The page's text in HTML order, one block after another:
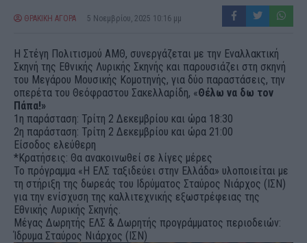
ΘΡΑΚΙΚΗ ΑΓΟΡΑ 5 Νοεμβρίου, 2025 10:16 μμ
Η Στέγη Πολιτισμού ΑΜΘ, συνεργάζεται με την Εναλλακτική
Σκηνή της Εθνικής Λυρικής Σκηνής και παρουσιάζει στη σκηνή
του Μεγάρου Μουσικής Κομοτηνής, για δύο παραστάσεις, την
οπερέτα του Θεόφραστου Σακελλαρίδη, «Θέλω να δω τον
Πάπα!»
1η παράσταση: Τρίτη 2 Δεκεμβρίου και ώρα 18:30
2η παράσταση: Τρίτη 2 Δεκεμβρίου και ώρα 21:00
Είσοδος ελεύθερη
*Κρατήσεις: Θα ανακοινωθεί σε λίγες μέρες
Το πρόγραμμα «Η ΕΛΣ ταξιδεύει στην Ελλάδα» υλοποιείται με
τη στήριξη της δωρεάς του Ιδρύματος Σταύρος Νιάρχος (ΙΣΝ)
για την ενίσχυση της καλλιτεχνικής εξωστρέφειας της
Εθνικής Λυρικής Σκηνής.
Μέγας Δωρητής ΕΛΣ & Δωρητής προγράμματος περιοδειών:
Ίδρυμα Σταύρος Νιάρχος (ΙΣΝ)